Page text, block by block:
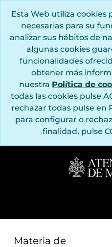
Esta Web utiliza cookies
necesarias para su
analizar sus hábitos de
algunas cookies
funcionalidades
obtener más
nuestra Política de
todas las cookies pulse
rechazar todas pulse en
para configurar o
finalidad, pulse
Materia de